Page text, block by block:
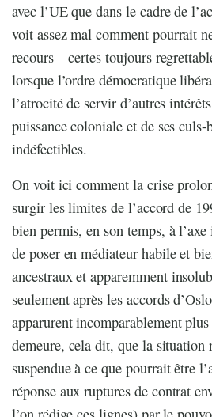
avec l’UE que dans le cadre de
voit assez mal comment pourrait
recours – certes toujours
lorsque l’ordre démocratique
l’atrocité de servir d’autres
puissance coloniale et de ses
indéfectibles.
On voit ici comment la crise
surgir les limites de l’accord de
bien permis, en son temps, à
de poser en médiateur habile et
ancestraux et apparemment
seulement après les accords
apparurent incomparablement
demeure, cela dit, que la situation
suspendue à ce que pourrait être
réponse aux ruptures de contrat